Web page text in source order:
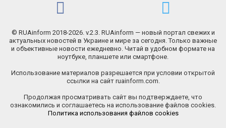
© RUAinform 2018-2026. v.2.3. RUAinform — новый портал свежих и
актуальных новостей в Украине и мире за сегодня. Только важные
и объективные новости ежедневно. Читай в удобном формате на
ноутбуке, планшете или смартфоне.
Использование материалов разрешается при условии открытой
ссылки на сайт ruainform.com.
Продолжая просматривать сайт вы подтверждаете, что
ознакомились и соглашаетесь на использование файлов cookies.
Политика использования файлов cookies